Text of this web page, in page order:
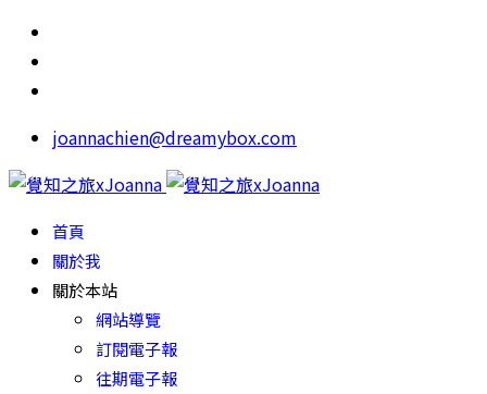
joannachien@dreamybox.com
首頁
關於我
關於本站
網站導覽
訂閱電子報
往期電子報